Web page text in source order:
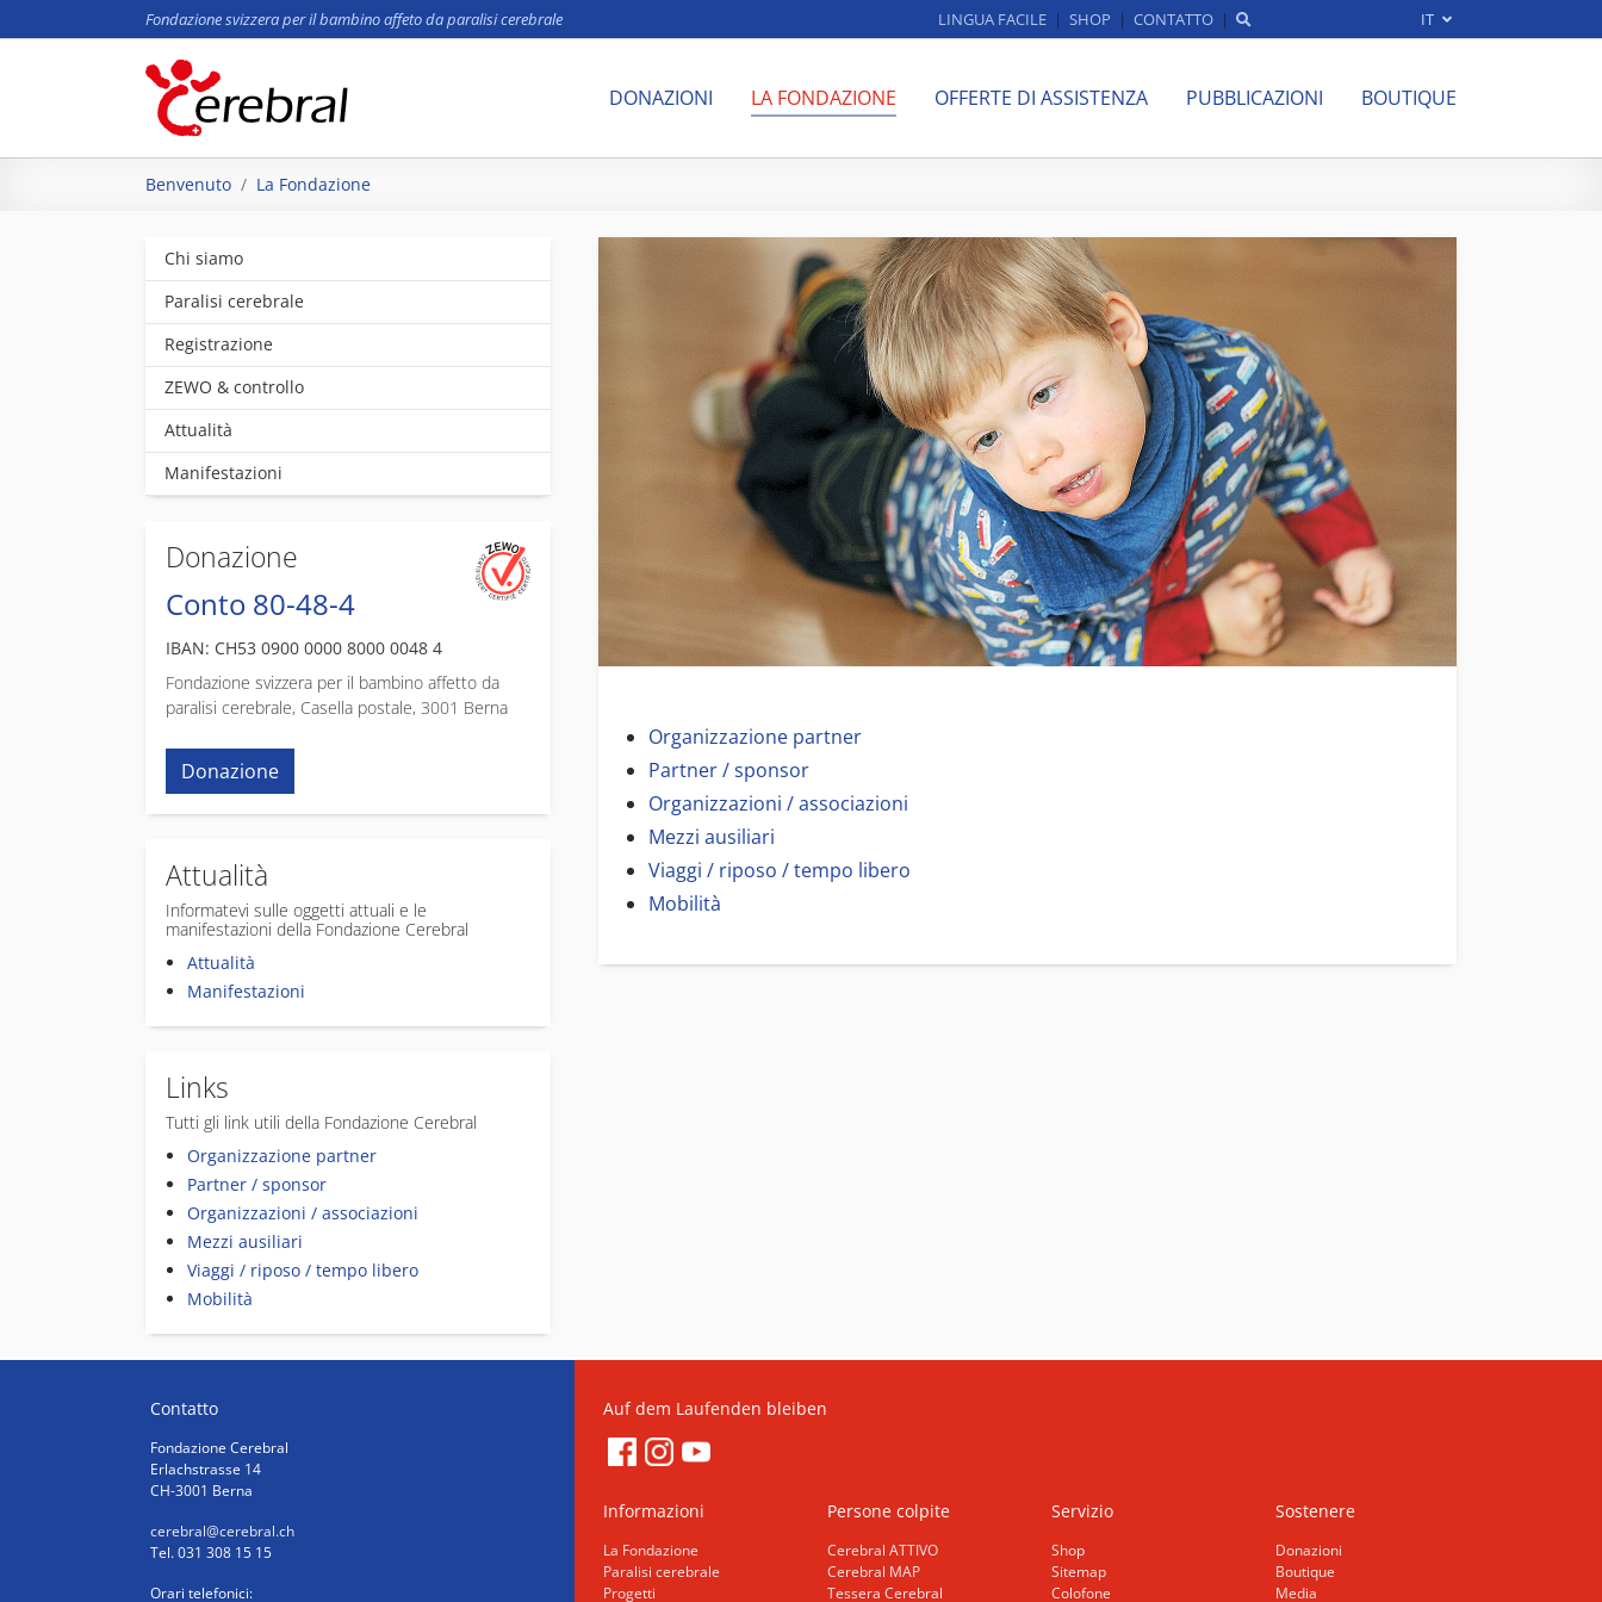
Fondazione svizzera per il bambino affeto da paralisi cerebrale LINGUA FACILE SHOP CONTATTO IT
DONAZIONI LA FONDAZIONE OFFERTE DI ASSISTENZA PUBBLICAZIONI BOUTIQUE
Benvenuto La Fondazione
Chi siamo
Paralisi cerebrale
Registrazione
ZEWO & controllo
Attualità
Manifestazioni
Donazione
Conto 80-48-4
IBAN: CH53 0900 0000 8000 0048 4
Fondazione svizzera per il bambino affetto da
paralisi cerebrale, Casella postale, 3001 Berna
Donazione
Attualità
Informatevi sulle oggetti attuali e le
manifestazioni della Fondazione Cerebral
Attualità
Manifestazioni
Links
Tutti gli link utili della Fondazione Cerebral
Organizzazione partner
Partner / sponsor
Organizzazioni / associazioni
Mezzi ausiliari
Viaggi / riposo / tempo libero
Mobilità
Organizzazione partner
Partner / sponsor
Organizzazioni / associazioni
Mezzi ausiliari
Viaggi / riposo / tempo libero
Mobilità
Contatto
Fondazione Cerebral
Erlachstrasse 14
CH-3001 Berna
cerebral@cerebral.ch
Tel. 031 308 15 15
Orari telefonici:
Auf dem Laufenden bleiben
Informazioni
La Fondazione
Paralisi cerebrale
Progetti
Persone colpite
Cerebral ATTIVO
Cerebral MAP
Tessera Cerebral
Servizio
Shop
Sitemap
Colofone
Sostenere
Donazioni
Boutique
Media